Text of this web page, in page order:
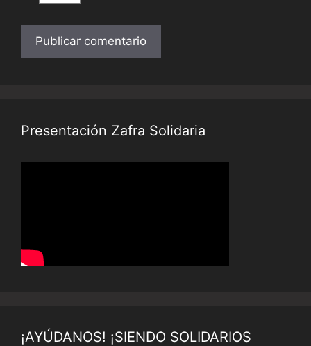
Presentación Zafra Solidaria
¡AYÚDANOS! ¡SIENDO SOLIDARIOS